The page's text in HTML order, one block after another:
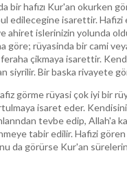
bir hafızı Kur'an okurken
edilecegine isarettir.
ahiret islerinizin yolunda
göre; rüyasinda bir cami
çikmaya isarettir.
siyrilir. Bir baska rivayete
görme rüyasi çok iyi bir
isaret eder.
tevbe edip, Allah'a
tabir edilir. Hafizi
da görürse Kur'an